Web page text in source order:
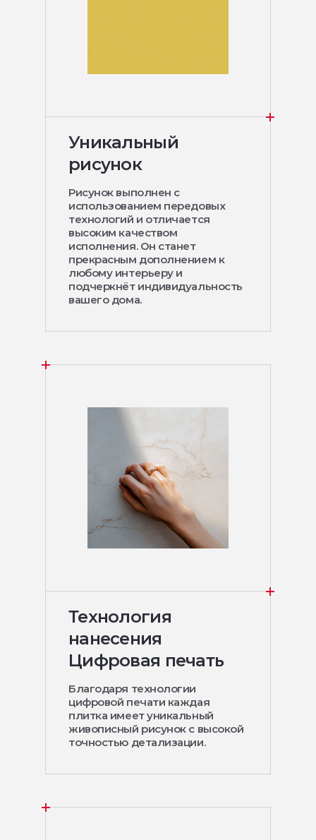
Уникальный
рисунок
Рисунок выполнен с
использованием передовых
технологий и отличается
высоким качеством
исполнения. Он станет
прекрасным дополнением к
любому интерьеру и
подчеркнёт индивидуальность
вашего дома.
Технология
нанесения
Цифровая печать
Благодаря технологии
цифровой печати каждая
плитка имеет уникальный
живописный рисунок с высокой
точностью детализации.